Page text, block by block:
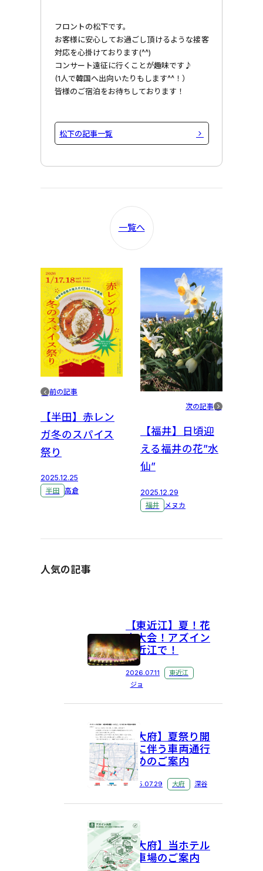
フロントの松下です。
お客様に安心してお過ごし頂けるような接客
対応を心掛けております(^^)
コンサート遠征に行くことが趣味です♪
(1人で韓国へ出向いたりもします^^！）
皆様のご宿泊をお待ちしております！
松下の記事一覧
前の記事
【半田】赤レン
ガ冬のスパイス
祭り
2025.12.25
半田 高倉
一覧へ
次の記事
【福井】日頃迎
える福井の花”水
仙”
2025.12.29
福井
メヌカ
人気の記事
【東近江】夏！花
火大会！アズイン
東近江で！
2026.07.11
東近江
ジョ
【大府】夏祭り開
催に伴う車両通行
止めのご案内
2025.07.29 大府 深谷
【大府】当ホテル
駐車場のご案内